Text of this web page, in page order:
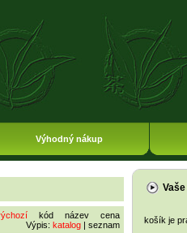
Výhodný nákup
kód název
cena
Výpis: katalog | seznam
košík je